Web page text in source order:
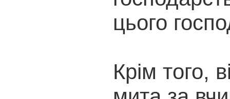
цього
Крім того,